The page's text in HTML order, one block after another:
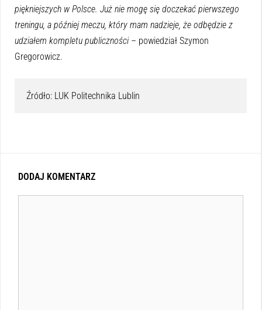
piękniejszych w Polsce. Już nie mogę się doczekać pierwszego
treningu, a później meczu, który mam nadzieje, że odbędzie z
udziałem kompletu publiczności– powiedział Szymon
Gregorowicz.
Źródło: LUK Politechnika Lublin
DODAJ KOMENTARZ